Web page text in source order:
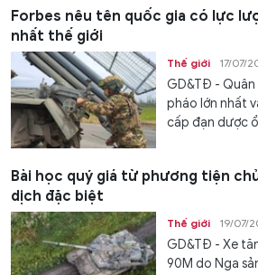
Forbes nêu tên quốc gia có lực
nhất thế giới
Thế giới 17/07/
GD&TĐ -
pháo lớn nhất
cấp đạn dược
Bài học quý giá từ phương tiện
dịch đặc biệt
Thế giới 19/07/
GD&TĐ - Xe
90M do Nga